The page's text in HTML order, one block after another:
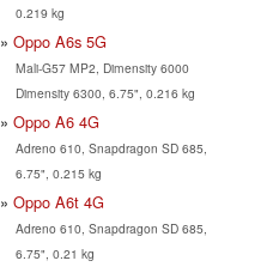
0.219 kg
Oppo A6s 5G
Mali-G57 MP2, Dimensity 6000
Dimensity 6300, 6.75", 0.216 kg
Oppo A6 4G
Adreno 610, Snapdragon SD 685,
6.75", 0.215 kg
Oppo A6t 4G
Adreno 610, Snapdragon SD 685,
6.75", 0.21 kg